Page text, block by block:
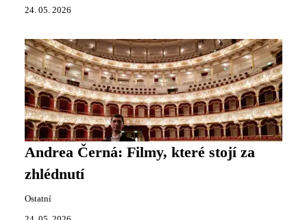
24. 05. 2026
Andrea Černá: Filmy, které stojí za
zhlédnutí
Ostatní